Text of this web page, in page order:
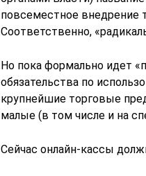
повсеместное внедрение
Соответственно,
Но пока формально идет
обязательства по
крупнейшие торговые
малые (в том числе и на
Сейчас онлайн-кассы